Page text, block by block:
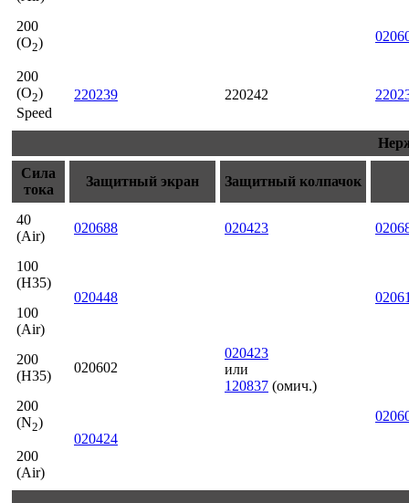
200
(O2)
200
(O2)
Speed
220239 220242
Сила
тока
Защитный экран Защитный колпачок
40
(Air)
020688 020423
100
(H35)
020448
020423
или
120837 (омич.)
100
(Air)
200
(H35)
020602
200
(N2)
020424
200
(Air)